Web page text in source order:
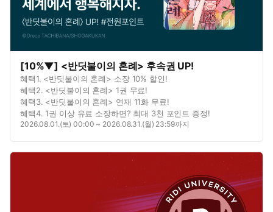
[10%▼] <반딧불이의 혼례> 후속권 UP!
혜택1. <반딧불이의 혼례> 소장 10% 할인!
혜택2. <반딧불이의 혼례> 1권 무료!
혜택3. <반딧불이의 혼례> 연재 11화 무료!
혜택4. 1권 이상 유료 소장하면? 최대 3천 포인트 증정!
2026.08.01.(토) 00:00 ~ 2026.08.31.(월) 23:59까지